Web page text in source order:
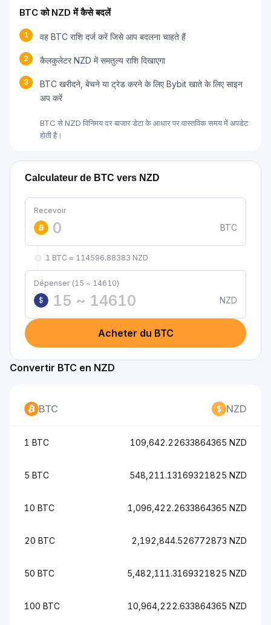
BTC को NZD में कैसे बदलें
1 वह BTC राशि दर्ज करें जिसे आप बदलना चाहते हैं
2 कैलकुलेटर NZD में समतुल्य राशि दिखाएगा
3
BTC खरीदने, बेचने या ट्रेड करने के लिए Bybit खाते के लिए साइन
अप करें
BTC से NZD विनिमय दर बाजार डेटा के आधार पर वास्तविक समय में अपडेट
होती है।
Calculateur de BTC vers NZD
Recevoir
BTC
1 BTC ≈ 114596.88383 NZD
Dépenser (15 ~ 14610)
$
NZD
Acheter du BTC
Convertir BTC en NZD
BTC NZD
1 BTC 109,642.22633864365 NZD
5 BTC 548,211.13169321825 NZD
10 BTC 1,096,422.2633864365 NZD
20 BTC 2,192,844.526772873 NZD
50 BTC 5,482,111.3169321825 NZD
100 BTC 10,964,222.633864365 NZD